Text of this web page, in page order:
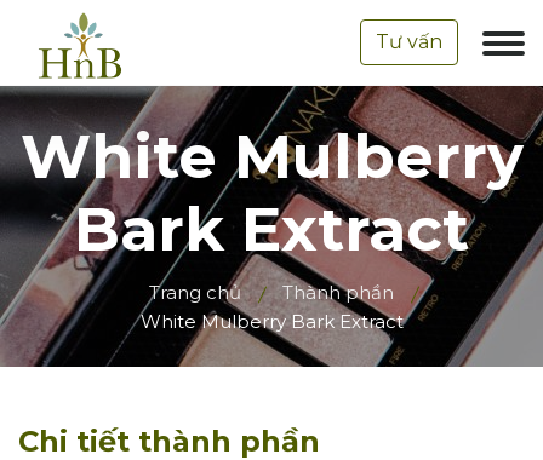
Tư vấn
White Mulberry
Bark Extract
Trang chủ
Thành phần
White Mulberry Bark Extract
Chi tiết thành phần